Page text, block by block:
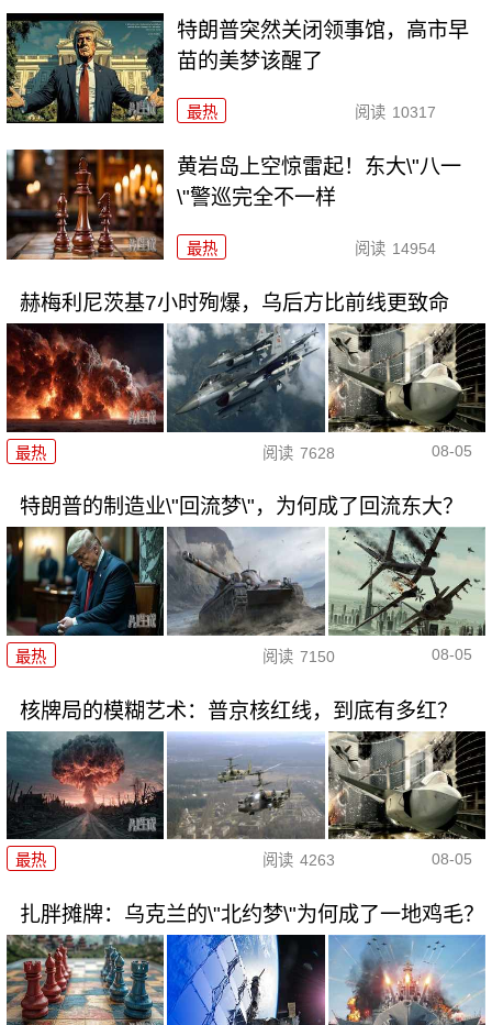
特朗普突然关闭领事馆，高市早
苗的美梦该醒了
最热 阅读 10317
黄岩岛上空惊雷起！东大\"八一
\"警巡完全不一样
最热 阅读 14954
赫梅利尼茨基7小时殉爆，乌后方比前线更致命
最热 阅读 7628 08-05
特朗普的制造业\"回流梦\"，为何成了回流东大？
最热 阅读 7150 08-05
核牌局的模糊艺术：普京核红线，到底有多红？
最热 阅读 4263 08-05
扎胖摊牌：乌克兰的\"北约梦\"为何成了一地鸡毛？